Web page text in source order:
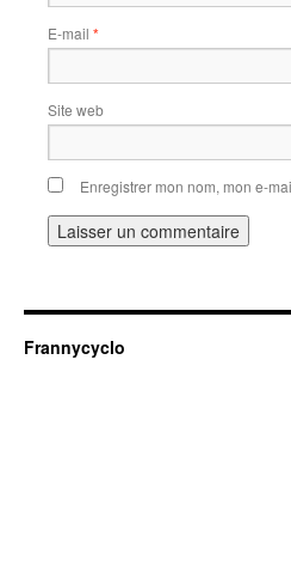
E-mail *
Site web
Enregistrer mon nom, mon e-
Frannycyclo